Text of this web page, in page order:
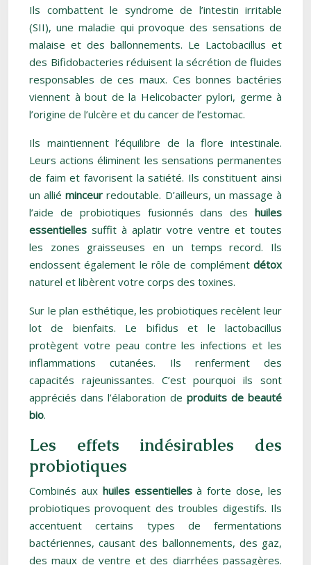
Ils combattent le syndrome de l’intestin irritable
(SII), une maladie qui provoque des sensations de
malaise et des ballonnements. Le Lactobacillus et
des Bifidobacteries réduisent la sécrétion de fluides
responsables de ces maux. Ces bonnes bactéries
viennent à bout de la Helicobacter pylori, germe à
l’origine de l’ulcère et du cancer de l’estomac.
Ils maintiennent l’équilibre de la flore intestinale.
Leurs actions éliminent les sensations permanentes
de faim et favorisent la satiété. Ils constituent ainsi
un alliéminceurredoutable. D’ailleurs, un massage à
l’aide de probiotiques fusionnés dans des huiles
essentielles suffit à aplatir votre ventre et toutes
les zones graisseuses en un temps record. Ils
endossent également le rôle de complément détox
naturel et libèrent votre corps des toxines.
Sur le plan esthétique, les probiotiques recèlent leur
lot de bienfaits. Le bifidus et le lactobacillus
protègent votre peau contre les infections et les
inflammations cutanées. Ils renferment des
capacités rajeunissantes. C’est pourquoi ils sont
appréciés dans l’élaboration de produits de beauté
bio.
Les effets indésirables des
probiotiques
Combinés aux huiles essentiellesà forte dose, les
probiotiques provoquent des troubles digestifs. Ils
accentuent certains types de fermentations
bactériennes, causant des ballonnements, des gaz,
des maux de ventre et des diarrhées passagères.